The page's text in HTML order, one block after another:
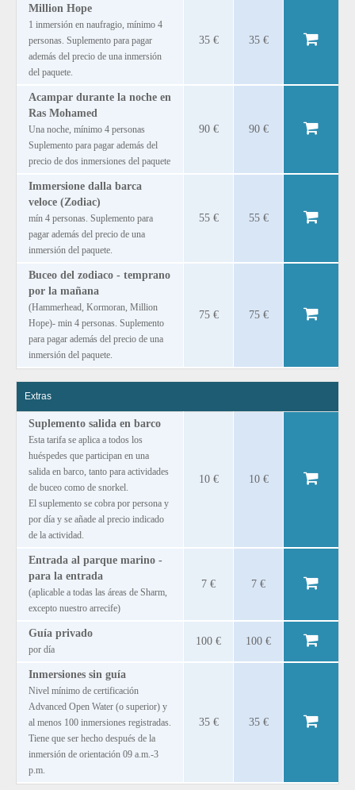
Million Hope
1 inmersión en naufragio, mínimo 4
personas. Suplemento para pagar
además del precio de una inmersión
del paquete.
35 € 35 €
Acampar durante la noche en
Ras Mohamed
Una noche, mínimo 4 personas
Suplemento para pagar además del
precio de dos inmersiones del paquete
90 € 90 €
Immersione dalla barca
veloce (Zodiac)
mín 4 personas. Suplemento para
pagar además del precio de una
inmersión del paquete.
55 € 55 €
Buceo del zodiaco - temprano
por la mañana
(Hammerhead, Kormoran, Million
Hope)‐ min 4 personas. Suplemento
para pagar además del precio de una
inmersión del paquete.
75 € 75 €
Extras
Suplemento salida en barco
Esta tarifa se aplica a todos los
huéspedes que participan en una
salida en barco, tanto para actividades
de buceo como de snorkel.
El suplemento se cobra por persona y
por día y se añade al precio indicado
de la actividad.
10 € 10 €
Entrada al parque marino -
para la entrada
(aplicable a todas las áreas de Sharm,
excepto nuestro arrecife)
7 € 7 €
Guía privado
por día
100 € 100 €
Inmersiones sin guía
Nivel mínimo de certificación
Advanced Open Water (o superior) y
al menos 100 inmersiones registradas.
Tiene que ser hecho después de la
inmersión de orientación 09 a.m.-3
p.m.
35 € 35 €